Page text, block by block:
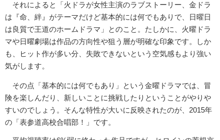
それによると「火ドラが女性主演のラブストーリー、金ドラ
は『命、絆』がテーマだけど基本的には何でもありで、日曜日
は良質で王道のホームドラマ」とのこと。たしかに、火曜ドラ
マや日曜劇場は作品の方向性や狙う層が明確な印象です。しか
も、ヒット作が多い分、失敗できないという空気感もより強い
気がします。
その点「基本的には何でもあり」という金曜ドラマでは、冒
険を楽しんだり、新しいことに挑戦したりということがやりや
すいのでしょう。そんな特性が大いに反映されたのが、2015年
の「表参道高校合唱部！」です。